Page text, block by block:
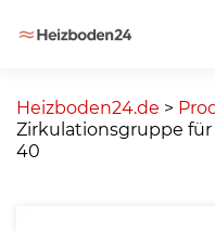
content
Heizboden24.de >
Zirkulationsgruppe für
40